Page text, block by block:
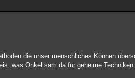
die unser menschliches Können
was Onkel sam da für geheime Techniken